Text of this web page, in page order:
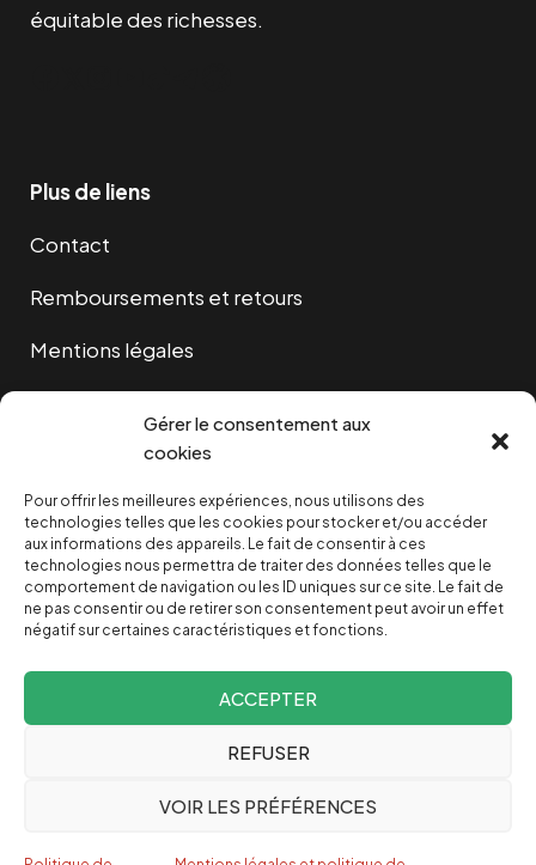
Gérer le consentement aux
cookies
Pour offrir les meilleures expériences, nous utilisons des
technologies telles que les cookies pour stocker et/ou accéder
aux informations des appareils. Le fait de consentir à ces
technologies nous permettra de traiter des données telles que le
comportement de navigation ou les ID uniques sur ce site. Le fait de
ne pas consentir ou de retirer son consentement peut avoir un effet
négatif sur certaines caractéristiques et fonctions.
ACCEPTER
REFUSER
VOIR LES PRÉFÉRENCES
équitable des richesses.
Plus de liens
Contact
Remboursements et retours
Mentions légales
NOUS SOUTENIR
NOTRE NEWSLETTER
pour le changer
Espagnol